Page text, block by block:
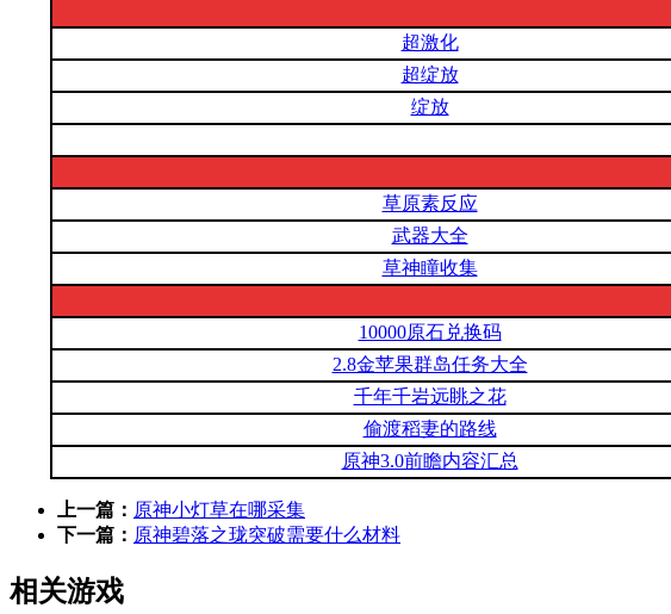
超激化
超绽放
绽放
草原素反应
武器大全
草神瞳收集
10000原石兑换码
2.8金苹果群岛任务大全
千年千岩远眺之花
偷渡稻妻的路线
原神3.0前瞻内容汇总
上一篇： 原神小灯草在哪采集
下一篇： 原神碧落之珑突破需要什么材料
相关游戏